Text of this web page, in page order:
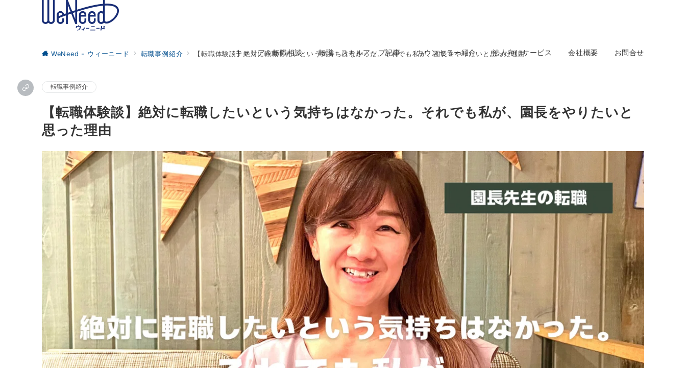
キャリア＆転職相談 転職・スキルアップ記事 カウンセラー紹介 法人向けサービス 会社概要 お問合せ
WeNeed - ウィーニード 転職事例紹介 【転職体験談】絶対に転職したいという気持ちはなかった。それでも私が、園長をやりたいと思った理由
転職事例紹介
【転職体験談】絶対に転職したいという気持ちはなかった。それでも私が、園長をやりたいと
思った理由